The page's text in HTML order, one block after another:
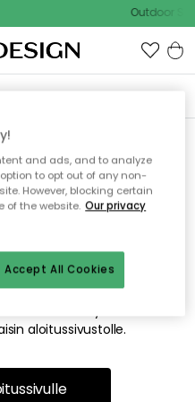
Outdoor
löydä
sivua
ei enää ole tai siitä, että se
tästä mahdollisesti
aloitussivustolle.
and ads, and to analyze
to opt out of any non-
However, blocking certain
of the website. Our privacy
Accept All Cookies